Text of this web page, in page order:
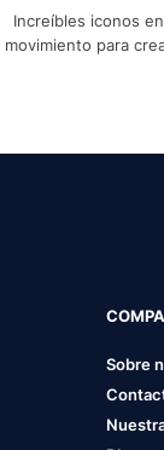
Increíbles iconos en
movimiento para
Sobre